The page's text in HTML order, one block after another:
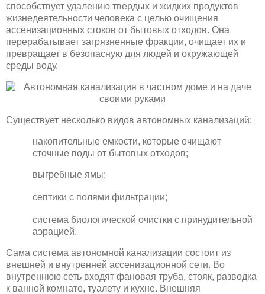
способствует удалению твердых и жидких продуктов
жизнедеятельности человека с целью очищения
ассенизационных стоков от бытовых отходов. Она
перерабатывает загрязненные фракции, очищает их и
превращает в безопасную для людей и окружающей
среды воду.
Существует несколько видов автономных канализаций:
накопительные емкости, которые очищают
сточные воды от бытовых отходов;
выгребные ямы;
септики с полями фильтрации;
система биологической очистки с принудительной
аэрацией.
Сама система автономной канализации состоит из
внешней и внутренней ассенизационной сети. Во
внутреннюю сеть входят фановая труба, стояк, разводка
к ванной комнате, туалету и кухне. Внешняя